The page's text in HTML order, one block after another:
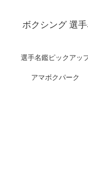
ボクシング 選
選手名鑑ピックアッ
アマボクパーク